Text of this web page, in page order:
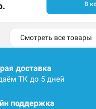
В
Смотреть все товары
доставка
ТК до 5 дней
поддержка